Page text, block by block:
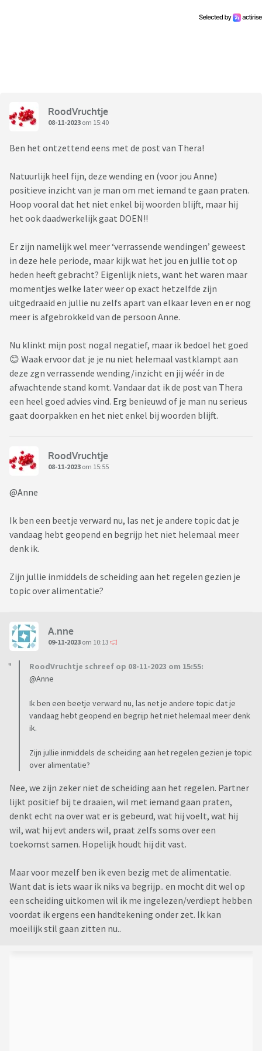
Wat ik heel raar blijf vinden.. iemand die zegt te willen
Dat kan op aantal punten zo zijn, maar echt niet op alles.
Kan dit zijn manier zijn van verwerken, of ziet hij mij nu als
een goede vriendin ofzo?
Ik heb wel aangegeven nadat we beiden aangaven een fijn
weekend gehad te hebben, gevraagd of hij dit echt allemaal
wil opgeven, met alle gevolgen van dien. Het is toch bizar
dat wij onder deze omstandigheden nog zo goed samen
Kan me niet voorstellen dat er veel gezinnen zijn, die gaan
scheiden en die vervolgens nog zo met elkaar omgaan.
Dat is iets.. ik blijf het heel raar vinden. Kan me niet
voorstellen dat ik dat zou kunnen als ik geopperd had te
willen scheiden. Moet ik het echt maar naast me neerleggen,
of moet ik toch nog vechten voor m'n gezin? Ik weet niet of
het nog goedkomt.. er is al zoveel kapot.
Maar als we wel doorzetten met de scheiding gaat er nog
meer kapot. Wat is dit ingewikkeld!
Voor mij heel dubbel.. ben blij dat ik nog zo goed kan met de
vader van mijn kinderen. En ik hecht veel waarde aan de band
met hem, nu en ook in de toekomst. Ik hoop echt dat we
goed met elkaar overweg kunnen, daar gaan de kinderen
Maar dat het nu nog zo goed gaat, is ergens ook verwarrend
ofzo. Begrijpen jullie wat ik bedoel? Of kijk ik er verkeerd na..
RoodVruchtje
08-11-2023 om 15:40
Ben het ontzettend eens met de post van Thera!
Natuurlijk heel fijn, deze wending en (voor jou Anne)
positieve inzicht van je man om met iemand te gaan praten.
Hoop vooral dat het niet enkel bij woorden blijft, maar hij
het ook daadwerkelijk gaat DOEN!!
Er zijn namelijk wel meer ‘verrassende wendingen’ geweest
in deze hele periode, maar kijk wat het jou en jullie tot op
heden heeft gebracht? Eigenlijk niets, want het waren maar
momentjes welke later weer op exact hetzelfde zijn
uitgedraaid en jullie nu zelfs apart van elkaar leven en er nog
meer is afgebrokkeld van de persoon Anne.
Nu klinkt mijn post nogal negatief, maar ik bedoel het goed
😊 Waak ervoor dat je je nu niet helemaal vastklampt aan
deze zgn verrassende wending/inzicht en jij wéér in de
afwachtende stand komt. Vandaar dat ik de post van Thera
een heel goed advies vind. Erg benieuwd of je man nu serieus
gaat doorpakken en het niet enkel bij woorden blijft.
RoodVruchtje
08-11-2023 om 15:55
@Anne
Ik ben een beetje verward nu, las net je andere topic dat je
vandaag hebt geopend en begrijp het niet helemaal meer
denk ik.
Zijn jullie inmiddels de scheiding aan het regelen gezien je
topic over alimentatie?
A.nne
09-11-2023 om 10:13
RoodVruchtje schreef op 08-11-2023 om 15:55:
@Anne
Ik ben een beetje verward nu, las net je andere topic dat je
vandaag hebt geopend en begrijp het niet helemaal meer denk
ik.
Zijn jullie inmiddels de scheiding aan het regelen gezien je topic
over alimentatie?
Nee, we zijn zeker niet de scheiding aan het regelen. Partner
lijkt positief bij te draaien, wil met iemand gaan praten,
denkt echt na over wat er is gebeurd, wat hij voelt, wat hij
wil, wat hij evt anders wil, praat zelfs soms over een
toekomst samen. Hopelijk houdt hij dit vast.
Maar voor mezelf ben ik even bezig met de alimentatie.
Want dat is iets waar ik niks va begrijp.. en mocht dit wel op
een scheiding uitkomen wil ik me ingelezen/verdiept hebben
voordat ik ergens een handtekening onder zet. Ik kan
moeilijk stil gaan zitten nu..